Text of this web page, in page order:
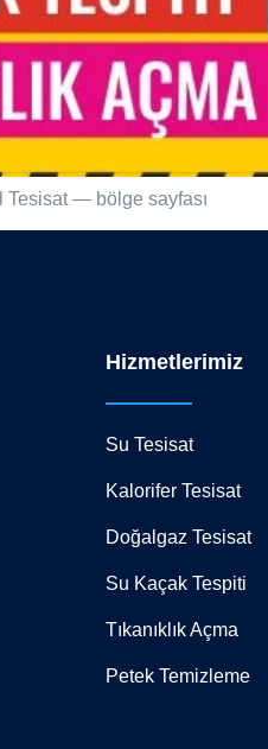
Tesisat — bölge sayfası
Hizmetlerimiz
Su Tesisat
Kalorifer Tesisat
Doğalgaz Tesisat
Su Kaçak Tespiti
Tıkanıklık Açma
Petek Temizleme